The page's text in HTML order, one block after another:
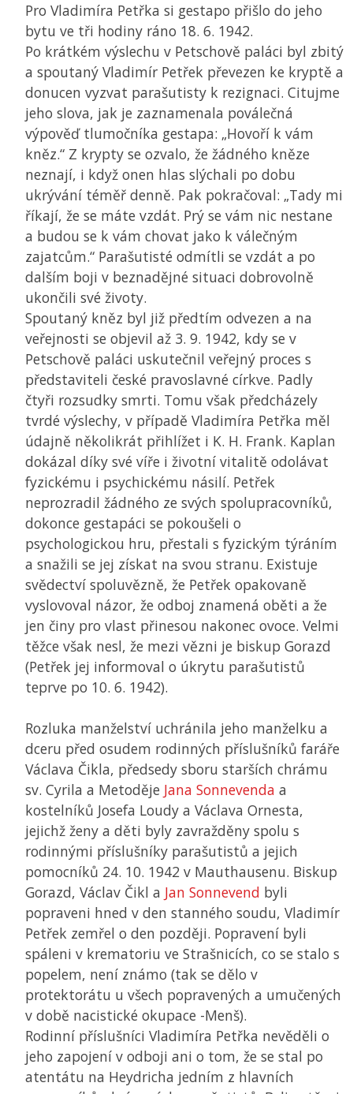
Pro Vladimíra Petřka si gestapo přišlo do jeho
bytu ve tři hodiny ráno 18. 6. 1942.
Po krátkém výslechu v Petschově paláci byl zbitý
a spoutaný Vladimír Petřek převezen ke kryptě a
donucen vyzvat parašutisty k rezignaci. Citujme
jeho slova, jak je zaznamenala poválečná
výpověď tlumočníka gestapa: „Hovoří k vám
kněz.“ Z krypty se ozvalo, že žádného kněze
neznají, i když onen hlas slýchali po dobu
ukrývání téměř denně. Pak pokračoval: „Tady mi
říkají, že se máte vzdát. Prý se vám nic nestane
a budou se k vám chovat jako k válečným
zajatcům.“ Parašutisté odmítli se vzdát a po
dalším boji v beznadějné situaci dobrovolně
ukončili své životy.
Spoutaný kněz byl již předtím odvezen a na
veřejnosti se objevil až 3. 9. 1942, kdy se v
Petschově paláci uskutečnil veřejný proces s
představiteli české pravoslavné církve. Padly
čtyři rozsudky smrti. Tomu však předcházely
tvrdé výslechy, v případě Vladimíra Petřka měl
údajně několikrát přihlížet i K. H. Frank. Kaplan
dokázal díky své víře i životní vitalitě odolávat
fyzickému i psychickému násilí. Petřek
neprozradil žádného ze svých spolupracovníků,
dokonce gestapáci se pokoušeli o
psychologickou hru, přestali s fyzickým týráním
a snažili se jej získat na svou stranu. Existuje
svědectví spoluvězně, že Petřek opakovaně
vyslovoval názor, že odboj znamená oběti a že
jen činy pro vlast přinesou nakonec ovoce. Velmi
těžce však nesl, že mezi vězni je biskup Gorazd
(Petřek jej informoval o úkrytu parašutistů
teprve po 10. 6. 1942).
Rozluka manželství uchránila jeho manželku a
dceru před osudem rodinných příslušníků faráře
Václava Čikla, předsedy sboru starších chrámu
sv. Cyrila a Metoděje Jana Sonnevenda a
kostelníků Josefa Loudy a Václava Ornesta,
jejichž ženy a děti byly zavražděny spolu s
rodinnými příslušníky parašutistů a jejich
pomocníků 24. 10. 1942 v Mauthausenu. Biskup
Gorazd, Václav Čikl a Jan Sonnevend byli
popraveni hned v den stanného soudu, Vladimír
Petřek zemřel o den později. Popravení byli
spáleni v krematoriu ve Strašnicích, co se stalo s
popelem, není známo (tak se dělo v
protektorátu u všech popravených a umučených
v době nacistické okupace -Menš).
Rodinní příslušníci Vladimíra Petřka nevěděli o
jeho zapojení v odboji ani o tom, že se stal po
atentátu na Heydricha jedním z hlavních